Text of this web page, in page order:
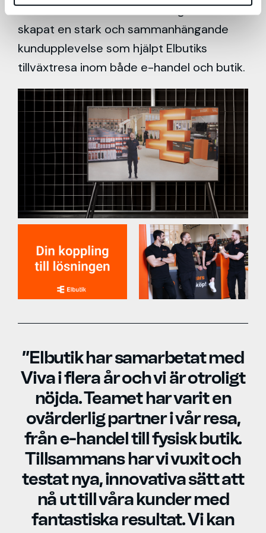
marknadskommunikation integreras har vi
skapat en stark och sammanhängande
kundupplevelse som hjälpt Elbutiks
tillväxtresa inom både e-handel och butik.
”Elbutik har samarbetat med
Viva i flera år och vi är otroligt
nöjda. Teamet har varit en
ovärderlig partner i vår resa,
från e-handel till fysisk butik.
Tillsammans har vi vuxit och
testat nya, innovativa sätt att
nå ut till våra kunder med
fantastiska resultat. Vi kan